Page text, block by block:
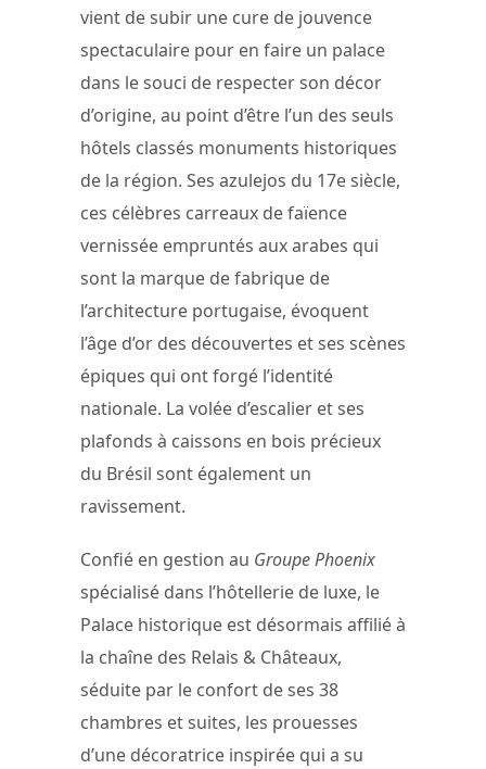
vient de subir une cure de jouvence
spectaculaire pour en faire un palace
dans le souci de respecter son décor
d’origine, au point d’être l’un des seuls
hôtels classés monuments historiques
de la région. Ses azulejos du 17e siècle,
ces célèbres carreaux de faïence
vernissée empruntés aux arabes qui
sont la marque de fabrique de
l’architecture portugaise, évoquent
l’âge d’or des découvertes et ses scènes
épiques qui ont forgé l’identité
nationale. La volée d’escalier et ses
plafonds à caissons en bois précieux
du Brésil sont également un
ravissement.
Confié en gestion au Groupe Phoenix
spécialisé dans l’hôtellerie de luxe, le
Palace historique est désormais affilié à
la chaîne des Relais & Châteaux,
séduite par le confort de ses 38
chambres et suites, les prouesses
d’une décoratrice inspirée qui a su